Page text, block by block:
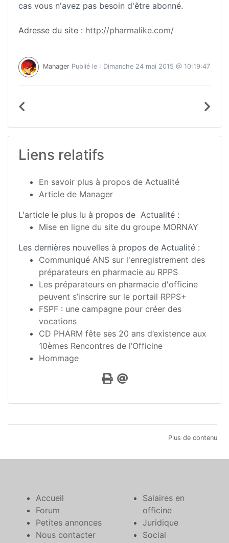
cas vous n'avez pas besoin d'être abonné.
Adresse du site : http://pharmalike.com/
Manager Publié le : Dimanche 24 mai 2015 @ 10:19:47
Liens relatifs
En savoir plus à propos de Actualité
Article de Manager
L'article le plus lu à propos de Actualité :
Mise en ligne du site du groupe MORNAY
Les dernières nouvelles à propos de Actualité :
Communiqué ANS sur l'enregistrement des
préparateurs en pharmacie au RPPS
Les préparateurs en pharmacie d'officine
peuvent s’inscrire sur le portail RPPS+
FSPF : une campagne pour créer des
vocations
CD PHARM fête ses 20 ans d’existence aux
10èmes Rencontres de l’Officine
Hommage
Plus de contenu
Accueil
Forum
Petites annonces
Nous contacter
Salaires en
officine
Juridique
Social